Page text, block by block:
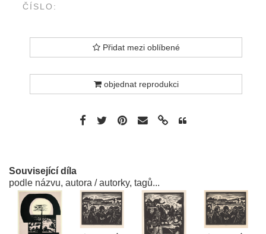
ČÍSLO:
Přidat mezi oblíbené
objednat reprodukci
Související díla
podle názvu, autora / autorky, tagů...